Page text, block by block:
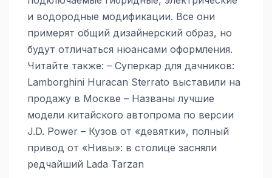
и водородные модификации. Все они
примерят общий дизайнерский образ, но
будут отличаться нюансами оформления.
Читайте также: – Суперкар для дачников:
Lamborghini Huracan Sterrato выставили на
продажу в Москве – Названы лучшие
модели китайского автопрома по версии
J.D. Power – Кузов от «девятки», полный
привод от «Нивы»: в столице засняли
редчайший Lada Tarzan